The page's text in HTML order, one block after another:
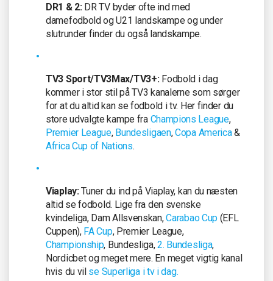
DR1 & 2: DR TV byder ofte ind med
damefodbold og U21 landskampe og under
slutrunder finder du også landskampe.
TV3 Sport/TV3Max/TV3+: Fodbold i dag
kommer i stor stil på TV3 kanalerne som sørger
for at du altid kan se fodbold i tv. Her finder du
store udvalgte kampe fra Champions League,
Premier League, Bundesligaen,Copa America&
Africa Cup of Nations.
Viaplay:Tuner du ind på Viaplay, kan du næsten
altid se fodbold. Lige fra den svenske
kvindeliga, Dam Allsvenskan,Carabao Cup (EFL
Cuppen), FA Cup, Premier League,
Championship, Bundesliga,2. Bundesliga,
Nordicbet og meget mere. En meget vigtig kanal
hvis du vil se Superliga i tv i dag.